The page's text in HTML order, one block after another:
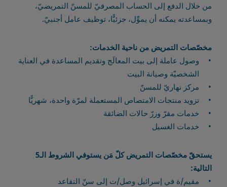
من خلال الدفع إلى الحساب المصرفيّ للمسنّ التمريضيّ،
وبمساعدته يمكنه أن يموِّل، جزئيًّا، توظيف عامل أجنبيّ.
مخصّصات التمريض من ناحية الخدمات:
وصول عاملة إلى بيت المعالَج وتقديم المساعدة في العناية
الشخصيّة وصيانة البيت
مركز نهاريّ للمسنّ
تزويد منتجات الامتصاص المستعملة لمرّة واحدة، شهريًّا
خدمات مقرّ وزرّ حالات الضائقة
خدمات الغسيل
يستحقّ مخصّصات التمريض كلّ مَن يستوفي الشروط الـ5
التالية:
مقيم/ة في إسرائيل وصل/ت إلى سنّ التقاعد